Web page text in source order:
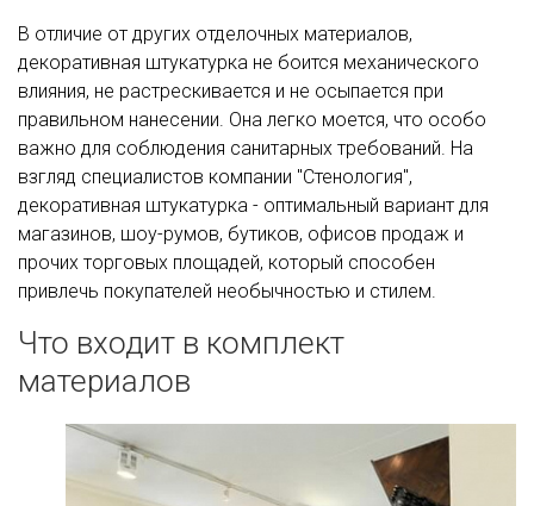
В отличие от других отделочных материалов,
декоративная штукатурка не боится механического
влияния, не растрескивается и не осыпается при
правильном нанесении. Она легко моется, что особо
важно для соблюдения санитарных требований. На
взгляд специалистов компании "Стенология",
декоративная штукатурка - оптимальный вариант для
магазинов, шоу-румов, бутиков, офисов продаж и
прочих торговых площадей, который способен
привлечь покупателей необычностью и стилем.
Что входит в комплект
материалов